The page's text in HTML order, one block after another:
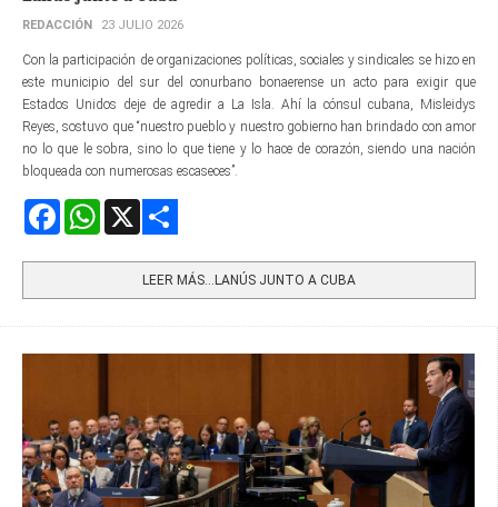
REDACCIÓN 23 JULIO 2026
Con la participación de organizaciones políticas, sociales y sindicales se hizo en
este municipio del sur del conurbano bonaerense un acto para exigir que
Estados Unidos deje de agredir a La Isla. Ahí la cónsul cubana, Misleidys
Reyes, sostuvo que “nuestro pueblo y nuestro gobierno han brindado con amor
no lo que le sobra, sino lo que tiene y lo hace de corazón, siendo una nación
bloqueada con numerosas escaseces”.
FacebookWhatsApp
LEER MÁS…LANÚS JUNTO A CUBA